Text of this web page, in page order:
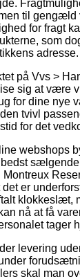
til
for fragt
som
adresse.
på Vvs >
sig at være
for dine nye
tvivl
for det
webshops
Montreux
er
klokkeslæt,
nå at få
tager
levering
skal man